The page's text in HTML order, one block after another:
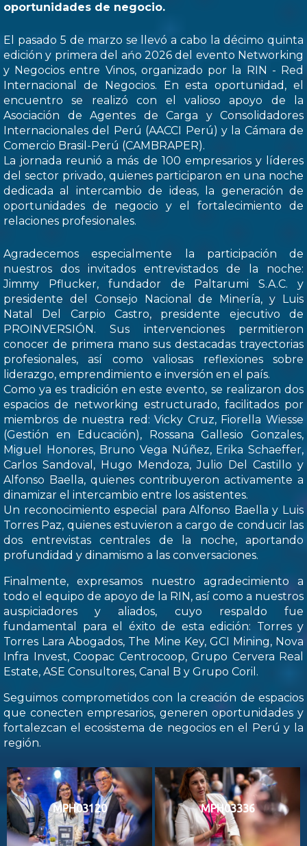
oportunidades de negocio.
El pasado 5 de marzo se llevó a cabo la décimo quinta
edición y primera del ańo 2026 del evento Networking
y Negocios entre Vinos, organizado por la RIN - Red
Internacional de Negocios. En esta oportunidad, el
encuentro se realizó con el valioso apoyo de la
Asociación de Agentes de Carga y Consolidadores
Internacionales del Perú (AACCI Perú) y la Cámara de
Comercio Brasil-Perú (CAMBRAPER).
La jornada reunió a más de 100 empresarios y líderes
del sector privado, quienes participaron en una noche
dedicada al intercambio de ideas, la generación de
oportunidades de negocio y el fortalecimiento de
relaciones profesionales.
Agradecemos especialmente la participación de
nuestros dos invitados entrevistados de la noche:
Jimmy Pflucker, fundador de Paltarumi S.A.C. y
presidente del Consejo Nacional de Minería, y Luis
Natal Del Carpio Castro, presidente ejecutivo de
PROINVERSIÓN. Sus intervenciones permitieron
conocer de primera mano sus destacadas trayectorias
profesionales, así como valiosas reflexiones sobre
liderazgo, emprendimiento e inversión en el país.
Como ya es tradición en este evento, se realizaron dos
espacios de networking estructurado, facilitados por
miembros de nuestra red: Vicky Cruz, Fiorella Wiesse
(Gestión en Educación), Rossana Gallesio Gonzales,
Miguel Honores, Bruno Vega Núñez, Erika Schaeffer,
Carlos Sandoval, Hugo Mendoza, Julio Del Castillo y
Alfonso Baella, quienes contribuyeron activamente a
dinamizar el intercambio entre los asistentes.
Un reconocimiento especial para Alfonso Baella y Luis
Torres Paz, quienes estuvieron a cargo de conducir las
dos entrevistas centrales de la noche, aportando
profundidad y dinamismo a las conversaciones.
Finalmente, expresamos nuestro agradecimiento a
todo el equipo de apoyo de la RIN, así como a nuestros
auspiciadores y aliados, cuyo respaldo fue
fundamental para el éxito de esta edición: Torres y
Torres Lara Abogados, The Mine Key, GCI Mining, Nova
Infra Invest, Coopac Centrocoop, Grupo Cervera Real
Estate, ASE Consultores, Canal B y Grupo Coril.
Seguimos comprometidos con la creación de espacios
que conecten empresarios, generen oportunidades y
fortalezcan el ecosistema de negocios en el Perú y la
región.
MPH03120 MPH03336